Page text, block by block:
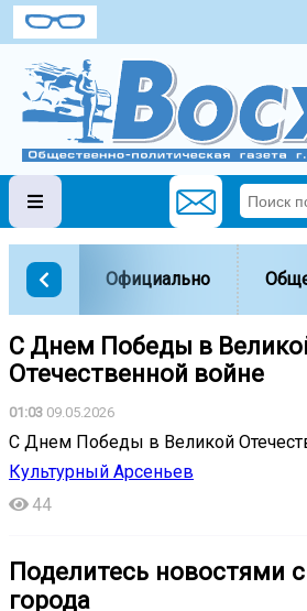
Официально
С Днем Победы в
Отечественной войне
01:03 09.05.2026
С Днем Победы в Великой
Культурный Арсеньев
44
Поделитесь новостями
города